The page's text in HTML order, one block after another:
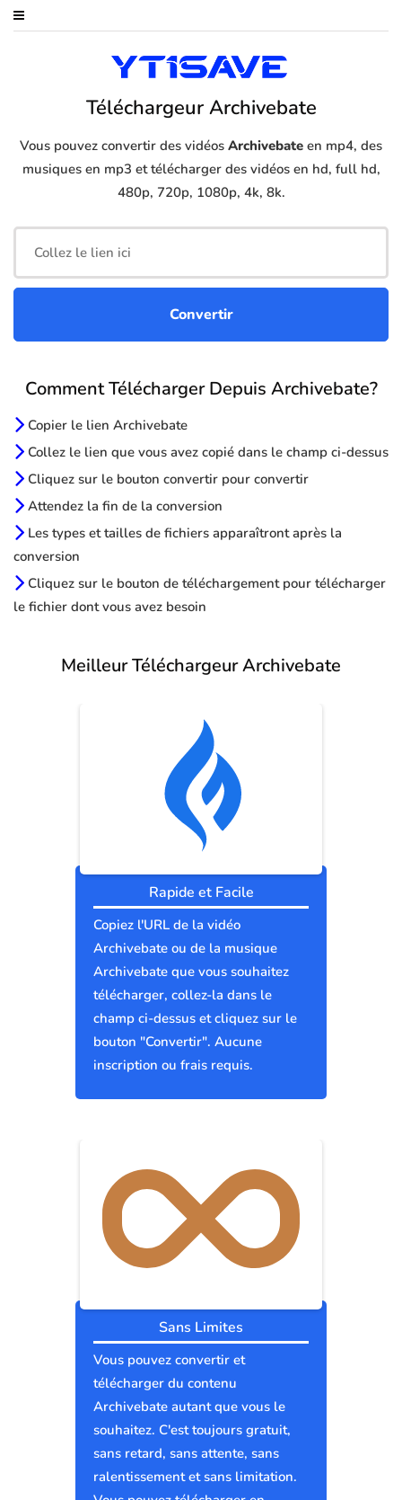
Téléchargeur Archivebate
Vous pouvez convertir des vidéos Archivebate en mp4, des
musiques en mp3 et télécharger des vidéos en hd, full hd,
480p, 720p, 1080p, 4k, 8k.
Comment Télécharger Depuis Archivebate?
Copier le lien Archivebate
Collez le lien que vous avez copié dans le champ ci-dessus
Cliquez sur le bouton convertir pour convertir
Attendez la fin de la conversion
Les types et tailles de fichiers apparaîtront après la
conversion
Cliquez sur le bouton de téléchargement pour télécharger
le fichier dont vous avez besoin
Meilleur Téléchargeur Archivebate
Rapide et Facile
Copiez l'URL de la vidéo
Archivebate ou de la musique
Archivebate que vous souhaitez
télécharger, collez-la dans le
champ ci-dessus et cliquez sur le
bouton "Convertir". Aucune
inscription ou frais requis.
Sans Limites
Vous pouvez convertir et
télécharger du contenu
Archivebate autant que vous le
souhaitez. C'est toujours gratuit,
sans retard, sans attente, sans
ralentissement et sans limitation.